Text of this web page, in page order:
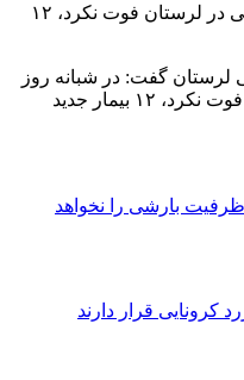
در شبانه روز گذشته هیچ بیمار کرونایی در لرستان فوت نکرد، ۱۲
لرستان گفت: در شبانه روز
گذشته هیچ بیمار کرونایی در لرستان فوت نکرد، ۱۲ بیمار جدید
بارشی را نخواهد
قرار دارند